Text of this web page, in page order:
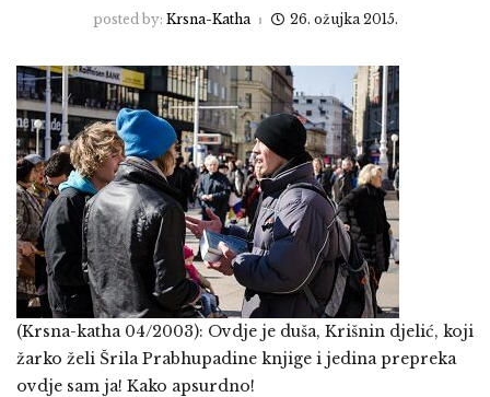
posted by: Krsna-Katha 26. ožujka 2015.
(Krsna-katha 04/2003): Ovdje je duša, Krišnin djelić, koji
žarko želi Šrila Prabhupadine knjige i jedina prepreka
ovdje sam ja! Kako apsurdno!